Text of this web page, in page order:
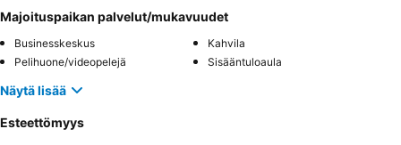
Majoituspaikan palvelut/mukavuudet
Businesskeskus
Kahvila
Pelihuone/videopelejä
Sisääntuloaula
Näytä lisää
Esteettömyys